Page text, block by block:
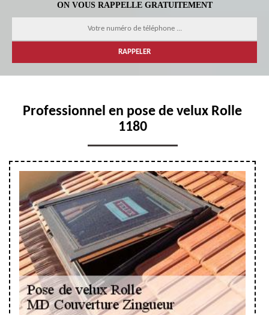
ON VOUS RAPPELLE GRATUITEMENT
Professionnel en pose de velux Rolle
1180